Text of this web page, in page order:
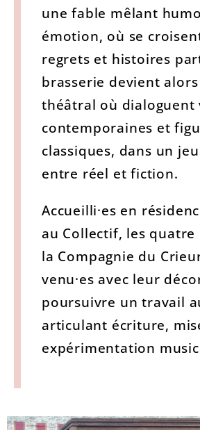
une fable mêlant
émotion, où se
regrets et histoires
brasserie devient
théâtral où dialoguent
contemporaines et
classiques, dans un jeu
entre réel et fiction.
Accueilli·es en
au Collectif, les quatre
la Compagnie du
venu·es avec leur
poursuivre un travail
articulant écriture,
expérimentation